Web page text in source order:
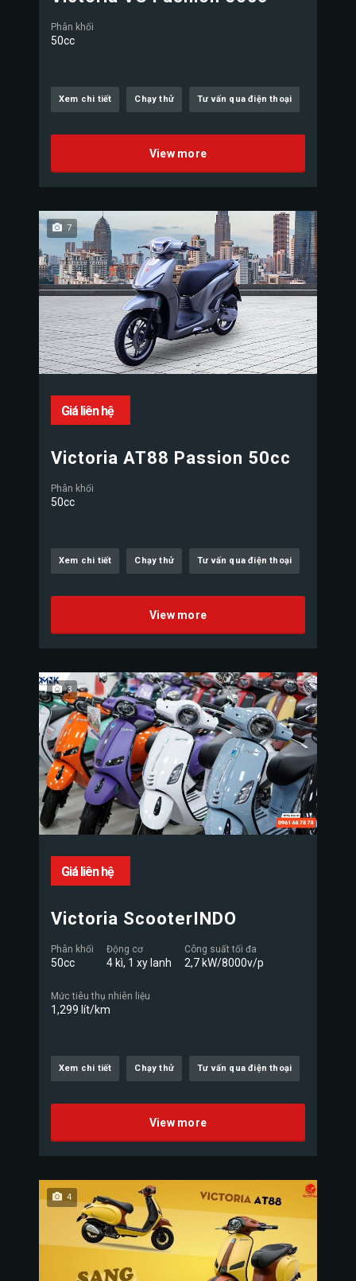
Phân khối
50cc
Xem chi tiết Chạy thử Tư vấn qua điện thoại
View more
7
Giá liên hệ
Victoria AT88 Passion 50cc
Phân khối
50cc
Xem chi tiết Chạy thử Tư vấn qua điện thoại
View more
3
Giá liên hệ
Victoria ScooterINDO
Phân khối
50cc
Động cơ
4 kì, 1 xy lanh
Công suất tối đa
2,7 kW/8000v/p
Mức tiêu thụ nhiên liệu
1,299 lít/km
Xem chi tiết Chạy thử Tư vấn qua điện thoại
View more
4